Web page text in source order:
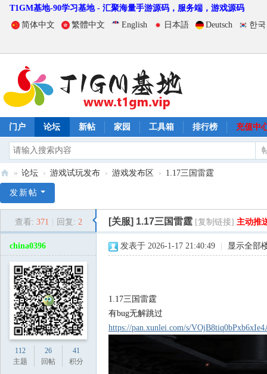
T1GM基地-90学习基地 - 汇聚海量手游源码，服务端，游戏源码
简体中文
繁體中文 English 日本語 Deutsch 한
门户 论坛 新帖 家园 工具箱 排行榜 充值中
1
» 论坛 › 游戏试玩发布 › 游戏发布区 › 1.17三国雷霆
发新帖
查看: 371 回复: 2 [关服] 1.17三国雷霆 [复制链接] 主动推
china0396
112
主题
26
回帖
41
积分
发表于 2026-1-17 21:40:49 显示全部
1.17三国雷霆
有bug无解跳过
https://pan.xunlei.com/s/